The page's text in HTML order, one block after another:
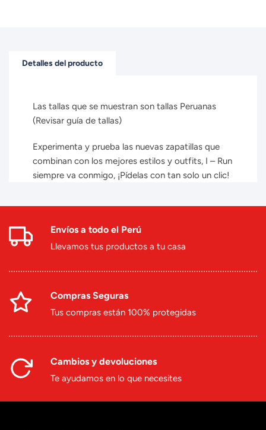
Detalles del producto
Las tallas que se muestran son tallas Peruanas
(Revisar guía de tallas)
Experimenta y prueba las nuevas zapatillas que
combinan con los mejores estilos y outfits, I – Run
siempre va conmigo, ¡Pídelas con tan solo un clic!
Envíos a todo el Perú
Llevamos tus productos a tu casa
Compras Seguras
Tus compras están 100% protegidas
Cambios y devoluciones
Te ayudamos en lo que necesites